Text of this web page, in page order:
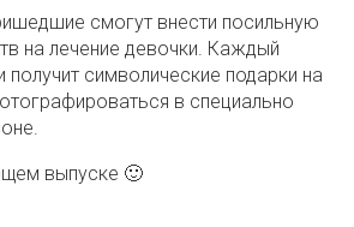
смогут внести посильную
на лечение девочки. Каждый
символические подарки на
в специально
выпуске 🙂